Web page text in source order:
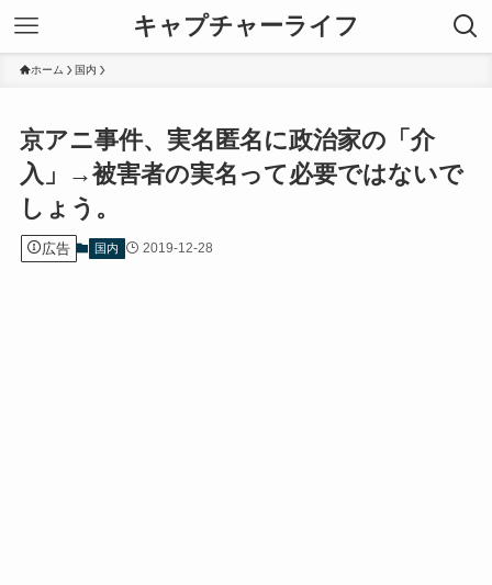
キャプチャーライフ
ホーム 国内
京アニ事件、実名匿名に政治家の「介
入」→被害者の実名って必要ではないで
しょう。
広告 国内 2019-12-28